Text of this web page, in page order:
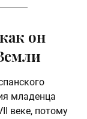
он
младенца
веке, потому